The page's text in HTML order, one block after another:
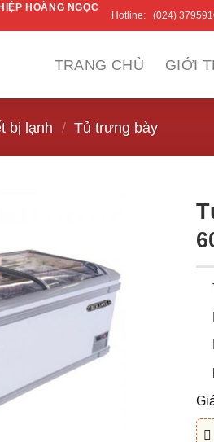
HOÀNG NGỌC
Hotline: (024)
TRANG CHỦ GIỚI
bị lạnh / Tủ trưng bày